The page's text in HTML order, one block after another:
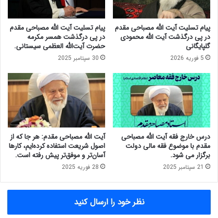
ر
د
ر
م
ش
ه
د
م
ق
د
س
و
ر
پ
ی
م
ی
ض
ا
ی
ع
ه
د
ر
گ
ذ
ت
ت
پیام تسلیت آیت الله مصباحی مقدم
در پی درگذشت آیت الله محمودی
گلپایگانی
5 فوریه 2026
پیام تسلیت آیت الله مصباحی مقدم
در پی درگذشت همسر مکرمه
حضرت آیت‌الله العظمی سیستانی.
30 سپتامبر 2025
درس خارج فقه آیت الله مصباحی
مقدم با موضوع فقه مالی دولت
برگزار می شود.
21 سپتامبر 2025
آیت الله مصباحی مقدم: هر جا که از
اصول شریعت استفاده کرده‌ایم، کارها
آسان‌تر و موفق‌تر پیش رفته است.
28 فوریه 2025
نظر خود را ارسال کنید